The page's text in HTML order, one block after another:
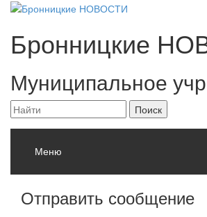
Бронницкие
Муниципальное
Меню
Отправить сообщение